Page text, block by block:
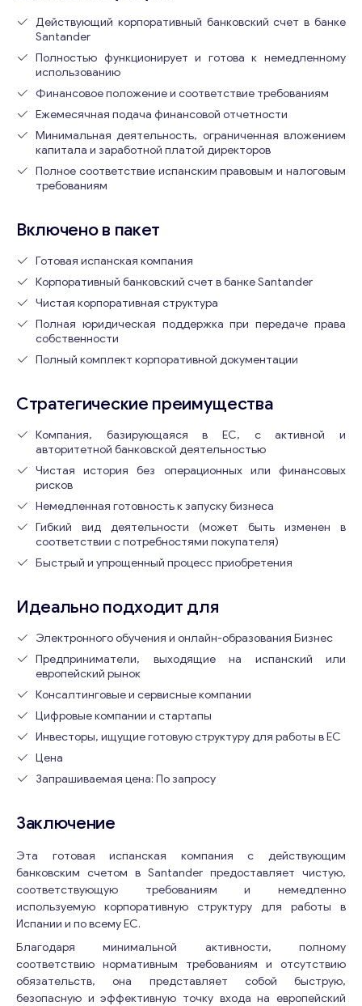
Консультация
Отправьте нам запрос, и мы свяжемся с вами в
ближайшее время.
Email*
Ваши комментарии*
Действующий корпоративный банковский счет в банке
Santander
Полностью функционирует и готова к немедленному
использованию
Финансовое положение и соответствие требованиям
Ежемесячная подача финансовой отчетности
Минимальная деятельность, ограниченная вложением
капитала и заработной платой директоров
Полное соответствие испанским правовым и налоговым
требованиям
Включено в пакет
Готовая испанская компания
Корпоративный банковский счет в банке Santander
Чистая корпоративная структура
Полная юридическая поддержка при передаче права
собственности
Полный комплект корпоративной документации
Стратегические преимущества
Компания, базирующаяся в ЕС, с активной и
авторитетной банковской деятельностью
Чистая история без операционных или финансовых
рисков
Немедленная готовность к запуску бизнеса
Гибкий вид деятельности (может быть изменен в
соответствии с потребностями покупателя)
Быстрый и упрощенный процесс приобретения
Идеально подходит для
Электронного обучения и онлайн-образования Бизнес
Предприниматели, выходящие на испанский или
европейский рынок
Консалтинговые и сервисные компании
Цифровые компании и стартапы
Инвесторы, ищущие готовую структуру для работы в ЕС
Цена
Запрашиваемая цена: По запросу
Заключение
Эта готовая испанская компания с действующим
банковским счетом в Santander предоставляет чистую,
соответствующую требованиям и немедленно
используемую корпоративную структуру для работы в
Испании и по всему ЕС.
Благодаря минимальной активности, полному
соответствию нормативным требованиям и отсутствию
обязательств, она представляет собой быструю,
безопасную и эффективную точку входа на европейский